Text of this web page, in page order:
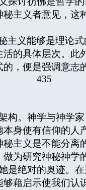
主义者意见，
主义能够是理论
的具体层次。
，便是强调意志
435
。神学与神学
身使有信仰的
主义是不能分离
为研究神秘神学
绝对的奥迹。
藉启示使我们